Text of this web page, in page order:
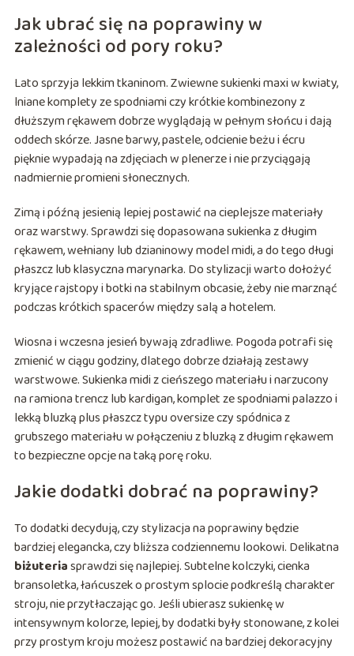
Jak ubrać się na poprawiny w
zależności od pory roku?
Lato sprzyja lekkim tkaninom. Zwiewne sukienki maxi w kwiaty,
lniane komplety ze spodniami czy krótkie kombinezony z
dłuższym rękawem dobrze wyglądają w pełnym słońcu i dają
oddech skórze. Jasne barwy, pastele, odcienie beżu i écru
pięknie wypadają na zdjęciach w plenerze i nie przyciągają
nadmiernie promieni słonecznych.
Zimą i późną jesienią lepiej postawić na cieplejsze materiały
oraz warstwy. Sprawdzi się dopasowana sukienka z długim
rękawem, wełniany lub dzianinowy model midi, a do tego długi
płaszcz lub klasyczna marynarka. Do stylizacji warto dołożyć
kryjące rajstopy i botki na stabilnym obcasie, żeby nie marznąć
podczas krótkich spacerów między salą a hotelem.
Wiosna i wczesna jesień bywają zdradliwe. Pogoda potrafi się
zmienić w ciągu godziny, dlatego dobrze działają zestawy
warstwowe. Sukienka midi z cieńszego materiału i narzucony
na ramiona trencz lub kardigan, komplet ze spodniami palazzo i
lekką bluzką plus płaszcz typu oversize czy spódnica z
grubszego materiału w połączeniu z bluzką z długim rękawem
to bezpieczne opcje na taką porę roku.
Jakie dodatki dobrać na poprawiny?
To dodatki decydują, czy stylizacja na poprawiny będzie
bardziej elegancka, czy bliższa codziennemu lookowi. Delikatna
biżuteriasprawdzi się najlepiej. Subtelne kolczyki, cienka
bransoletka, łańcuszek o prostym splocie podkreślą charakter
stroju, nie przytłaczając go. Jeśli ubierasz sukienkę w
intensywnym kolorze, lepiej, by dodatki były stonowane, z kolei
przy prostym kroju możesz postawić na bardziej dekoracyjny